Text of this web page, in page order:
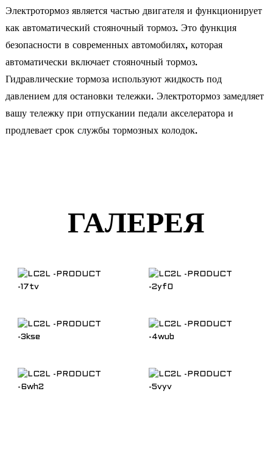
Электротормоз является частью двигателя и функционирует
как автоматический стояночный тормоз. Это функция
безопасности в современных автомобилях, которая
автоматически включает стояночный тормоз.
Гидравлические тормоза используют жидкость под
давлением для остановки тележки. Электротормоз замедляет
вашу тележку при отпускании педали акселератора и
продлевает срок службы тормозных колодок.
ГАЛЕРЕЯ